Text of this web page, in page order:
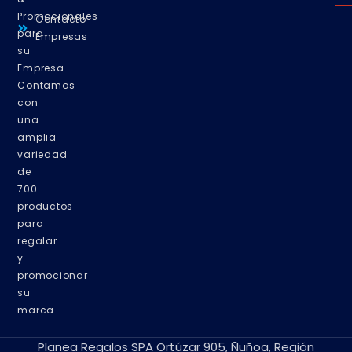
Promocionales
para
su
Empresa.
Contamos
con
una
amplia
variedad
de
700
productos
para
regalar
y
promocionar
su
marca.
Contacto
Empresas
Planea Regalos SPA Ortúzar 905, Ñuñoa, Región